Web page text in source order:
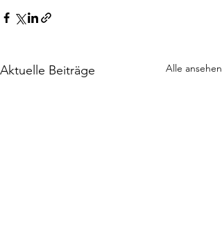
Aktuelle Beiträge Alle ansehen